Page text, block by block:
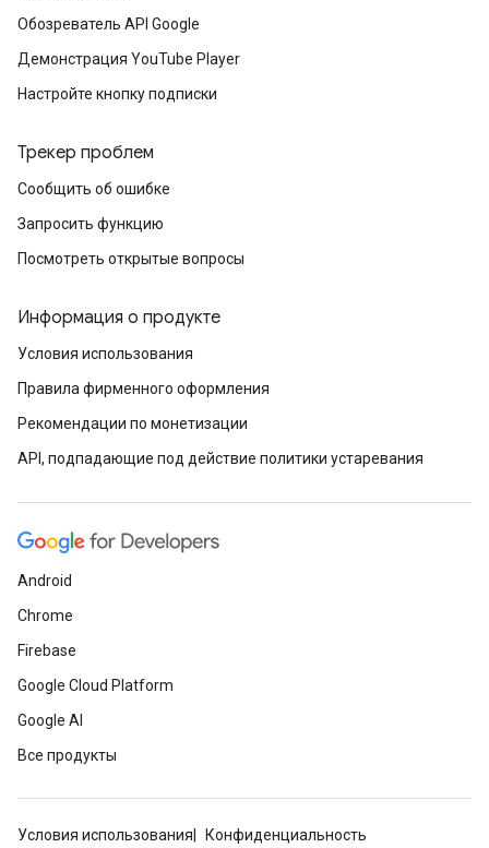
Обозреватель API Google
Демонстрация YouTube Player
Настройте кнопку подписки
Трекер проблем
Сообщить об ошибке
Запросить функцию
Посмотреть открытые вопросы
Информация о продукте
Условия использования
Правила фирменного оформления
Рекомендации по монетизации
API, подпадающие под действие политики устаревания
Android
Chrome
Firebase
Google Cloud Platform
Google AI
Все продукты
Условия использования
Конфиденциальность